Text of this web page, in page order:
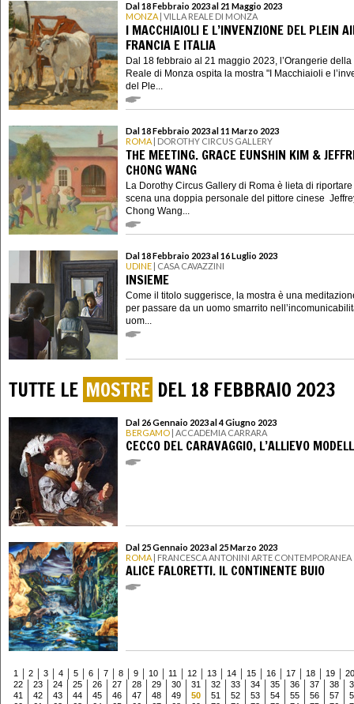
Dal 18 Febbraio 2023 al 21 Maggio 2023
MONZA | VILLA REALE DI MONZA
I MACCHIAIOLI E L’INVENZIONE DEL PLEIN
FRANCIA E ITALIA
Dal 18 febbraio al 21 maggio 2023, l’Orangerie
Reale di Monza ospita la mostra "I Macchiaioli e
del Ple...
Dal 18 Febbraio 2023 al 11 Marzo 2023
ROMA | DOROTHY CIRCUS GALLERY
THE MEETING. GRACE EUNSHIN KIM &
CHONG WANG
La Dorothy Circus Gallery di Roma è lieta di
scena una doppia personale del pittore cinese
Chong Wang...
Dal 18 Febbraio 2023 al 16 Luglio 2023
UDINE | CASA CAVAZZINI
INSIEME
Come il titolo suggerisce, la mostra è una
per passare da un uomo smarrito
uom...
TUTTE LE MOSTRE DEL 18 FEBBRAIO 2023
Dal 26 Gennaio 2023 al 4 Giugno 2023
BERGAMO | ACCADEMIA CARRARA
CECCO DEL CARAVAGGIO, L’ALLIEVO
Dal 25 Gennaio 2023 al 25 Marzo 2023
ROMA | FRANCESCA ANTONINI ARTE CONTEMPORANEA
ALICE FALORETTI. IL CONTINENTE BUIO
1 2 3 4 5 6 7 8 9 10 11 12 13 14 15 16 17 18 19
20
22
23 24 25 26 27 28 29 30 31 32 33 34 35 36 37 38
41
42 43 44 45 46 47 48 49 50 51 52 53 54 55 56 57